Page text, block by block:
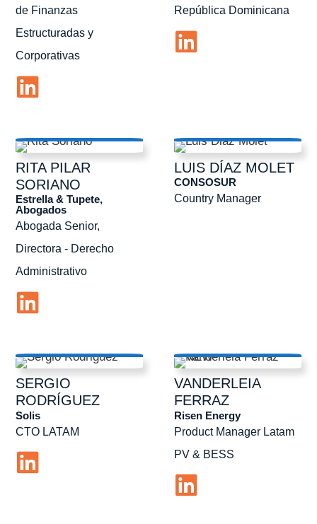
de Finanzas
Estructuradas y
Corporativas
República Dominicana
RITA PILAR
SORIANO
Abogada Senior,
Directora - Derecho
Administrativo
Estrella & Tupete,
Abogados
LUIS DÍAZ MOLET
Country Manager
CONSOSUR
SERGIO
RODRÍGUEZ
CTO LATAM
Solis
VANDERLEIA
FERRAZ
Product Manager Latam
PV & BESS
Risen Energy